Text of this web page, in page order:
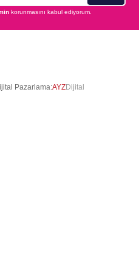
korunmasını kabul ediyorum.
Pazarlama:AYZDijital